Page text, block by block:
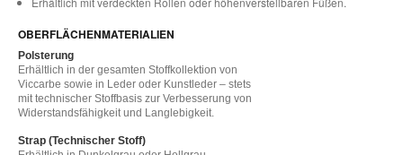
OBERFLÄCHENMATERIALIEN
Polsterung
Erhältlich in der gesamten Stoffkollektion von
Viccarbe sowie in Leder oder Kunstleder – stets
mit technischer Stoffbasis zur Verbesserung von
Widerstandsfähigkeit und Langlebigkeit.
Strap (Technischer Stoff)